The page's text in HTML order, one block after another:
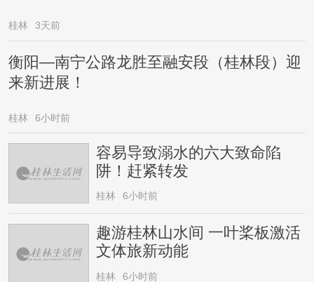
桂林 3天前
衡阳—南宁公路龙胜至融安段（桂林段）迎
来新进展！
桂林 6小时前
容易导致溺水的六大致命陷
阱！赶紧转发
桂林 6小时前
趣游桂林山水间 一叶桨板激活
文体旅新动能
桂林 6小时前